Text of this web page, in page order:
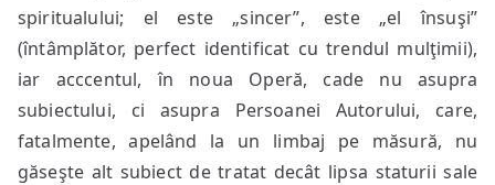
spiritualului; el este „sincer”, este „el însuşi”
(întâmplător, perfect identificat cu trendul mulţimii),
iar acccentul, în noua Operă, cade nu asupra
subiectului, ci asupra Persoanei Autorului, care,
fatalmente, apelând la un limbaj pe măsură, nu
găseşte alt subiect de tratat decât lipsa staturii sale